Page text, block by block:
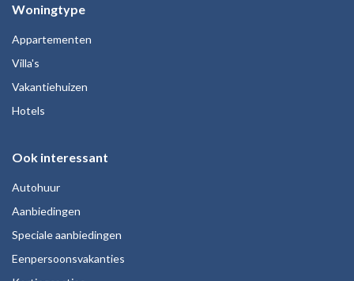
Woningtype
Appartementen
Villa's
Vakantiehuizen
Hotels
Ook interessant
Autohuur
Aanbiedingen
Speciale aanbiedingen
Eenpersoonsvakanties